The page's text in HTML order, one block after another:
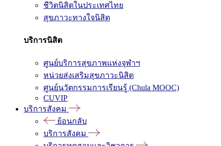
ชีวิตนิสิตในประเทศไทย
สุขภาวะทางใจนิสิต
บริการนิสิต
ศูนย์บริการสุขภาพแห่งจุฬาฯ
หน่วยส่งเสริมสุขภาวะนิสิต
ศูนย์นวัตกรรมการเรียนรู้ (Chula MOOC)
CUVIP
บริการสังคม
ย้อนกลับ
บริการสังคม